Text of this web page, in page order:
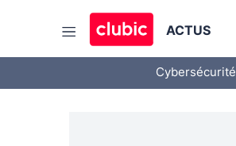
ACTUS
Cybersécurité